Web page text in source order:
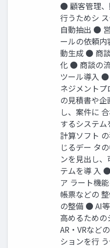
● 顧客管理、
⾏うためシ
⾃動抽出 ●
ールの依頼内
動⽣成 ● 商
化 ● 商談の
ツール導⼊
ネジメント
の⾒積書や
し、案件に
するシステ
計算ソフト
じるデー タ
ンを⾒出し
テムを導 ⼊
ア ラート機
帳票などの
の整備 ● AI
⾼めるため
AR‧VRなど
ションを⾏